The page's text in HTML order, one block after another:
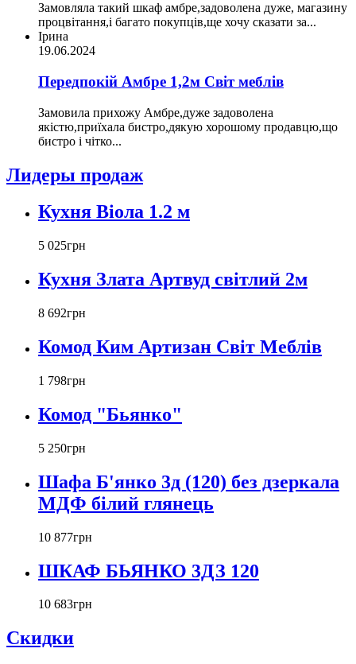
Замовляла такий шкаф амбре,задоволена дуже, магазину
процвітання,і багато покупців,ще хочу сказати за...
Ірина
19.06.2024
Передпокій Амбре 1,2м Світ меблів
Замовила прихожу Амбре,дуже задоволена
якістю,приїхала бистро,дякую хорошому продавцю,що
бистро і чітко...
Лидеры продаж
Кухня Віола 1.2 м
5 025грн
Кухня Злата Артвуд світлий 2м
8 692грн
Комод Ким Артизан Світ Меблів
1 798грн
Комод "Бьянко"
5 250грн
Шафа Б'янко 3д (120) без дзеркала
МДФ білий глянець
10 877грн
ШКАФ БЬЯНКО 3ДЗ 120
10 683грн
Скидки